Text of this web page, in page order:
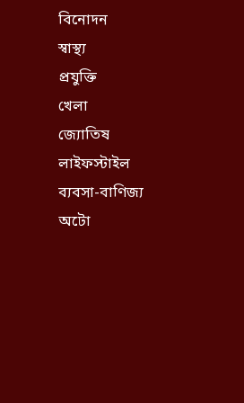
বিনোদন
স্বাস্থ্য
প্রযুক্তি
খেলা
জ্যোতিষ
লাইফস্টাইল
ব্যবসা-বাণিজ্য
অটো